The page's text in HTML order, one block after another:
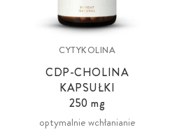
CYTYKOLINA
CDP-CHOLINA
KAPSUŁKI
250 mg
optymalnie wchłanianie